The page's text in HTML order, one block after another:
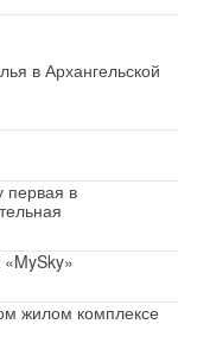
в Архангельской
первая в
жилом комплексе